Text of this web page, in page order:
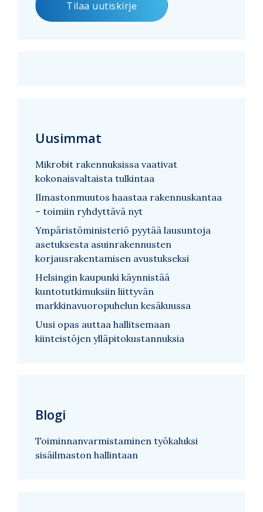
Uusimmat
Mikrobit rakennuksissa vaativat
kokonaisvaltaista tulkintaa
Ilmastonmuutos haastaa rakennuskantaa
– toimiin ryhdyttävä nyt
Ympäristöministeriö pyytää lausuntoja
asetuksesta asuinrakennusten
korjausrakentamisen avustukseksi
Helsingin kaupunki käynnistää
kuntotutkimuksiin liittyvän
markkinavuoropuhelun kesäkuussa
Uusi opas auttaa hallitsemaan
kiinteistöjen ylläpitokustannuksia
Blogi
Toiminnanvarmistaminen työkaluksi
sisäilmaston hallintaan